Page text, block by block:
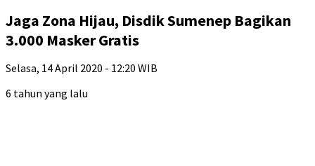
Jaga Zona Hijau, Disdik Sumenep Bagikan
3.000 Masker Gratis
Selasa, 14 April 2020 - 12:20 WIB
6 tahun yang lalu